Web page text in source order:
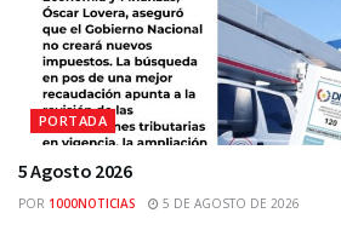
PORTADA
5 Agosto 2026
POR 1000NOTICIAS 5 DE AGOSTO DE 2026